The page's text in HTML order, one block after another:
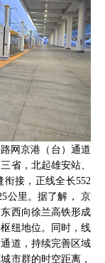
网京港（台）通道
省，北起雄安站、
接，正线全长552
公里。据了解， 京
西向徐兰高铁形成
纽地位。同时，线
道，持续完善区域
市群的时空距离，